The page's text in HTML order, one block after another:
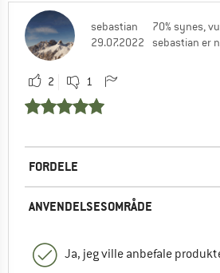
sebastian
29.07.2022
70% synes,
sebastian er
2 1
FORDELE
ANVENDELSESOMRÅDE
Ja, jeg ville anbefale